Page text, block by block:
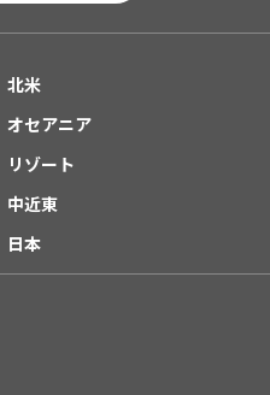
北米
オセアニア
リゾート
中近東
日本